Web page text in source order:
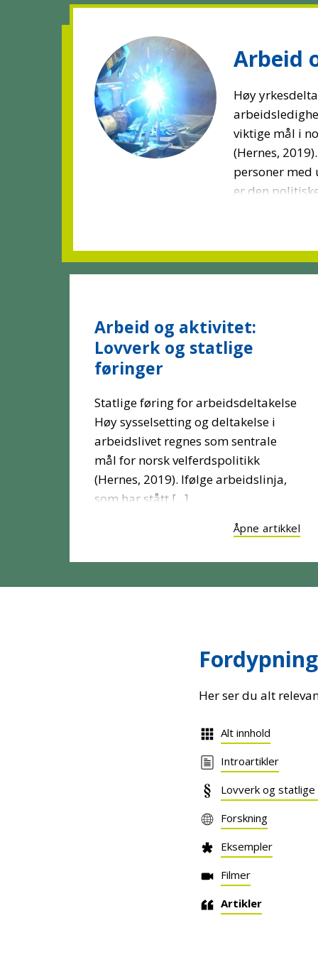
Arbeid
Høy
viktige mål i
(Hernes,
personer
er den
Arbeid og aktivitet:
Lovverk og statlige
føringer
Statlige føring for arbeidsdeltakelse
Høy sysselsetting og deltakelse i
arbeidslivet regnes som sentrale
mål for norsk velferdspolitikk
(Hernes, 2019). Ifølge arbeidslinja,
som har stått [...]
Åpne artikkel
Fordypning
Her ser du alt
Alt innhold
Introartikler
Lovverk og
Forskning
Eksempler
Filmer
Artikler